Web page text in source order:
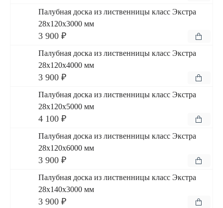
Палубная доска из лиственницы класс Экстра
28x120x3000 мм
3 900 ₽
Палубная доска из лиственницы класс Экстра
28x120x4000 мм
3 900 ₽
Палубная доска из лиственницы класс Экстра
28x120x5000 мм
4 100 ₽
Палубная доска из лиственницы класс Экстра
28x120x6000 мм
3 900 ₽
Палубная доска из лиственницы класс Экстра
28x140x3000 мм
3 900 ₽